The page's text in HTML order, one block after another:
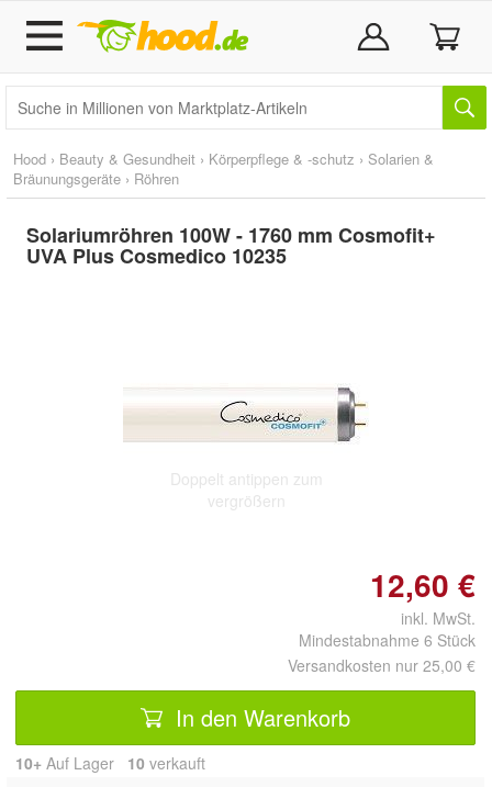
Hood › Beauty & Gesundheit › Körperpflege & -schutz › Solarien &
Bräunungsgeräte › Röhren
Solariumröhren 100W - 1760 mm Cosmofit+
UVA Plus Cosmedico 10235
Doppelt antippen zum
vergrößern
12,60 €
inkl. MwSt.
Mindestabnahme 6 Stück
Versandkosten nur 25,00 €
In den Warenkorb
10+ Auf Lager 10 verkauft